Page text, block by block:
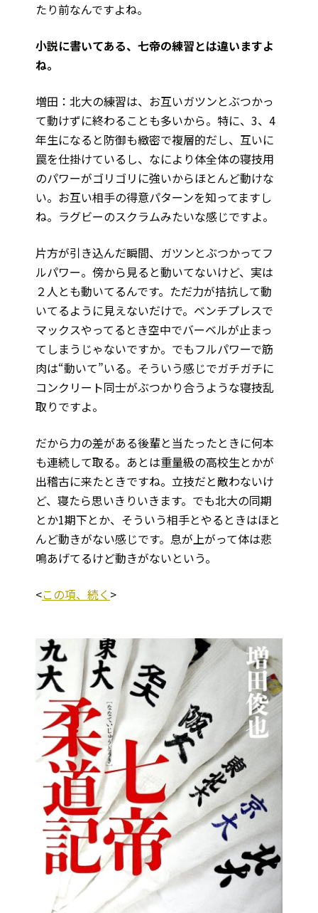
たり前なんですよね。
――小説に書いてある、七帝の練習とは違いますよ
ね。
増田：北大の練習は、お互いガツンとぶつかっ
て動けずに終わることも多いから。特に、3、4
年生になると防御も緻密で複層的だし、互いに
罠を仕掛けているし、なにより体全体の寝技用
のパワーがゴリゴリに強いからほとんど動けな
い。お互い相手の得意パターンを知ってますし
ね。ラグビーのスクラムみたいな感じですよ。
片方が引き込んだ瞬間、ガツンとぶつかってフ
ルパワー。傍から見ると動いてないけど、実は
２人とも動いてるんです。ただ力が拮抗して動
いてるように見えないだけで。ベンチプレスで
マックスやってるとき空中でバーベルが止まっ
てしまうじゃないですか。でもフルパワーで筋
肉は“動いて”いる。そういう感じでガチガチに
コンクリート同士がぶつかり合うような寝技乱
取りですよ。
だから力の差がある後輩と当たったときに何本
も連続して取る。あとは重量級の高校生とかが
出稽古に来たときですね。立技だと敵わないけ
ど、寝たら思いきりいきます。でも北大の同期
とか1期下とか、そういう相手とやるときはほと
んど動きがない感じです。息が上がって体は悲
鳴あげてるけど動きがないという。
<この項、続く >